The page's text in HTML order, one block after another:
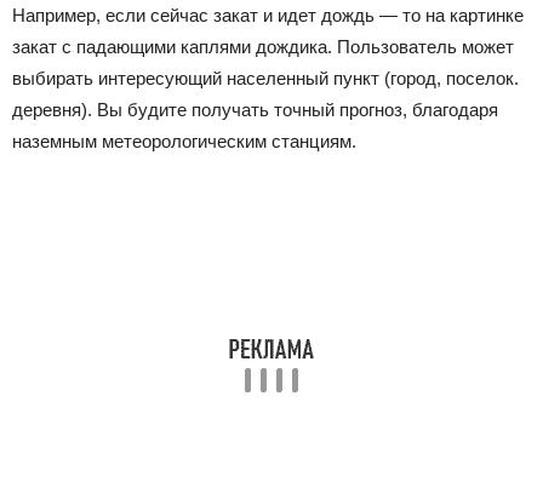
Например, если сейчас закат и идет дождь — то на картинке
закат с падающими каплями дождика. Пользователь может
выбирать интересующий населенный пункт (город, поселок.
деревня). Вы будите получать точный прогноз, благодаря
наземным метеорологическим станциям.